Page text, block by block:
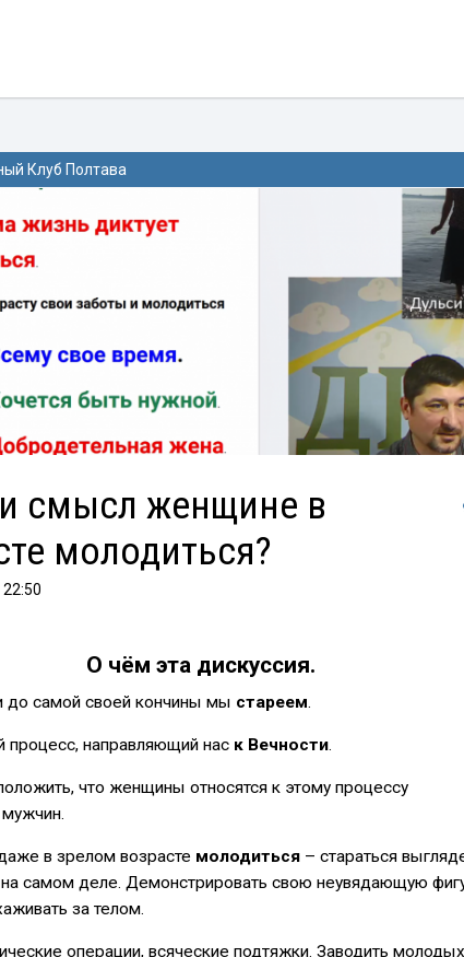
Клуб Полтава
смысл женщине в
молодиться?
22:50
О чём эта дискуссия.
до самой своей кончины мы стареем.
процесс, направляющий нас к Вечности.
что женщины относятся к этому процессу
в зрелом возрасте молодиться – стараться
самом деле. Демонстрировать свою неувядающую
за телом.
операции, всяческие подтяжки. Заводить молодых